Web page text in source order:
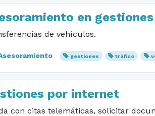
en
de vehículos.
gestiones tráfico
por internet
con citas telemáticas, solicitar